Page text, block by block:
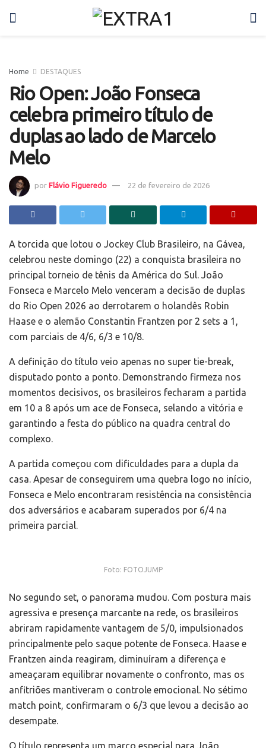
Home DESTAQUES
Rio Open: João Fonseca
celebra primeiro título de
duplas ao lado de Marcelo
Melo
por Flávio Figueredo 22 de fevereiro de 2026
A torcida que lotou o Jockey Club Brasileiro, na Gávea,
celebrou neste domingo (22) a conquista brasileira no
principal torneio de tênis da América do Sul. João
Fonseca e Marcelo Melo venceram a decisão de duplas
do Rio Open 2026 ao derrotarem o holandês Robin
Haase e o alemão Constantin Frantzen por 2 sets a 1,
com parciais de 4/6, 6/3 e 10/8.
A definição do título veio apenas no super tie-break,
disputado ponto a ponto. Demonstrando firmeza nos
momentos decisivos, os brasileiros fecharam a partida
em 10 a 8 após um ace de Fonseca, selando a vitória e
garantindo a festa do público na quadra central do
complexo.
A partida começou com dificuldades para a dupla da
casa. Apesar de conseguirem uma quebra logo no início,
Fonseca e Melo encontraram resistência na consistência
dos adversários e acabaram superados por 6/4 na
primeira parcial.
Foto: FOTOJUMP
No segundo set, o panorama mudou. Com postura mais
agressiva e presença marcante na rede, os brasileiros
abriram rapidamente vantagem de 5/0, impulsionados
principalmente pelo saque potente de Fonseca. Haase e
Frantzen ainda reagiram, diminuíram a diferença e
ameaçaram equilibrar novamente o confronto, mas os
anfitriões mantiveram o controle emocional. No sétimo
match point, confirmaram o 6/3 que levou a decisão ao
desempate.
O título representa um marco especial para João